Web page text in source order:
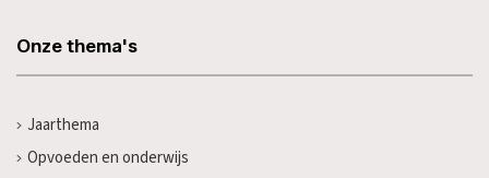
Onze thema's
Jaarthema
Opvoeden en onderwijs